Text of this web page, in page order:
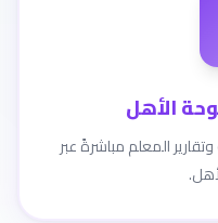
الأهل
المعلم مباشرةً عبر